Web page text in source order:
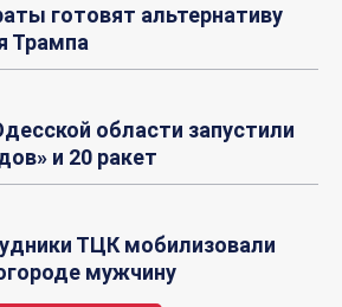
готовят альтернативу
Трампа
области запустили
и 20 ракет
ТЦК мобилизовали
мужчину